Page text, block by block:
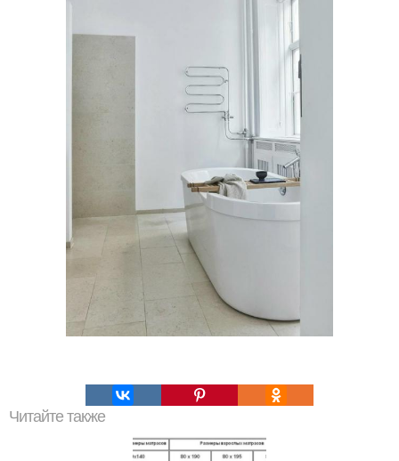
Читайте также